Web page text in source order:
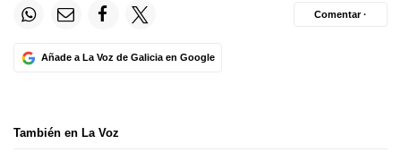
Añade a La Voz de Galicia en Google
Comentar ·
También en La Voz